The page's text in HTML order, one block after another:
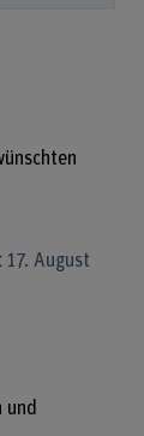
17. August
und